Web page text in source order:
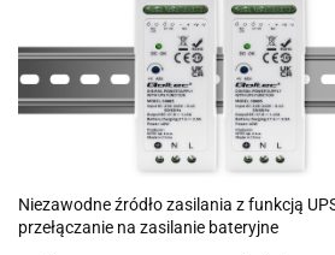
Niezawodne źródło zasilania z funkcją
przełączanie na zasilanie bateryjne